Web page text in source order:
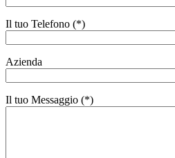
Il tuo Telefono (*)
Azienda
Il tuo Messaggio (*)